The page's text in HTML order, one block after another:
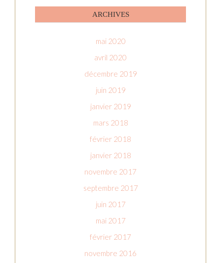
ARCHIVES
mai 2020
avril 2020
décembre 2019
juin 2019
janvier 2019
mars 2018
février 2018
janvier 2018
novembre 2017
septembre 2017
juin 2017
mai 2017
février 2017
novembre 2016